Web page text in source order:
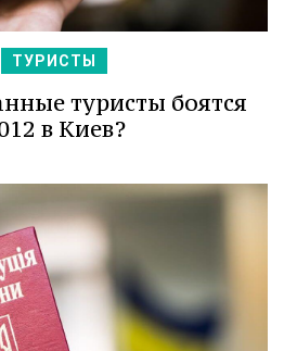
ТУРИСТЫ
туристы боятся
в Киев?